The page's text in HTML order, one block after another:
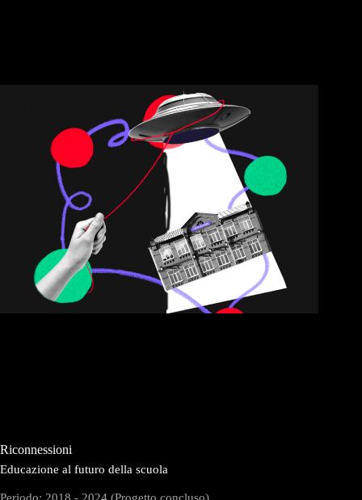
Riconnessioni
Educazione al futuro della scuola